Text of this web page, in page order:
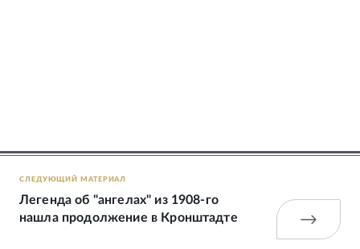
СЛЕДУЮЩИЙ МАТЕРИАЛ
Легенда об "ангелах" из 1908-го
нашла продолжение в Кронштадте